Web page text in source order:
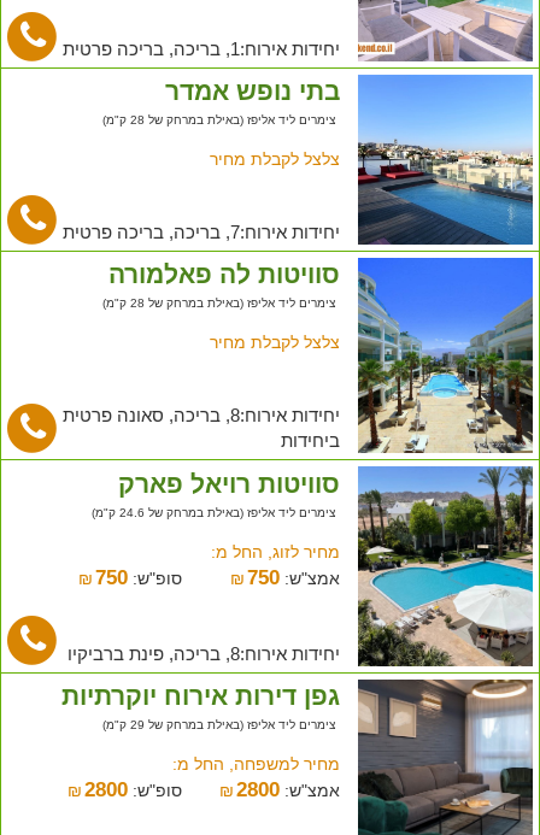
יחידות אירוח:1, בריכה, בריכה פרטית
בתי נופש אמדר
צימרים ליד אליפז (באילת במרחק של 28 ק"מ)
צלצל לקבלת מחיר
יחידות אירוח:7, בריכה, בריכה פרטית
סוויטות לה פאלמורה
צימרים ליד אליפז (באילת במרחק של 28 ק"מ)
צלצל לקבלת מחיר
יחידות אירוח:8, בריכה, סאונה פרטית
ביחידות
סוויטות רויאל פארק
צימרים ליד אליפז (באילת במרחק של 24.6 ק"מ)
מחיר לזוג, החל מ:
אמצ"ש:
₪750 סופ"ש: ₪ 750
יחידות אירוח:8, בריכה, פינת ברביקיו
גפן דירות אירוח יוקרתיות
צימרים ליד אליפז (באילת במרחק של 29 ק"מ)
מחיר למשפחה, החל מ:
אמצ"ש:
₪2800 סופ"ש: ₪ 2800